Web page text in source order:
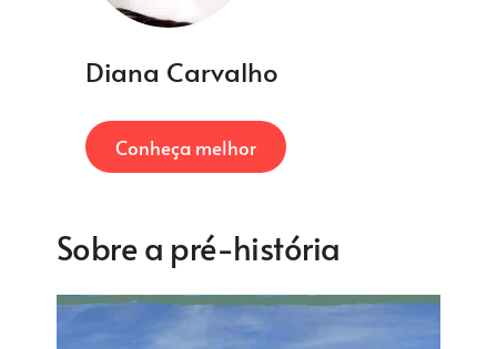
Diana Carvalho
Conheça melhor
Sobre a pré-história